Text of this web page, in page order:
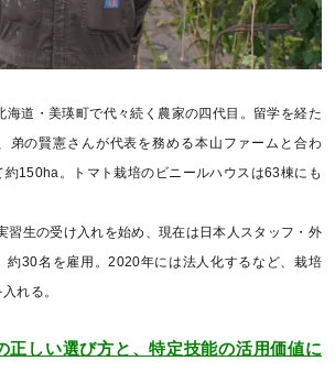
海道・美瑛町で代々続く農家の四代目。留学を経た
弟の賢憲さんが代表を務める本山ファームと合わ
150ha。トマト栽培のビニールハウスは63棟にも
習生の受け入れを始め、現在は日本人スタッフ・外
約30名を雇用。2020年には法人化するなど、栽培
れる。
正しい選び方と、特定技能の活用価値に